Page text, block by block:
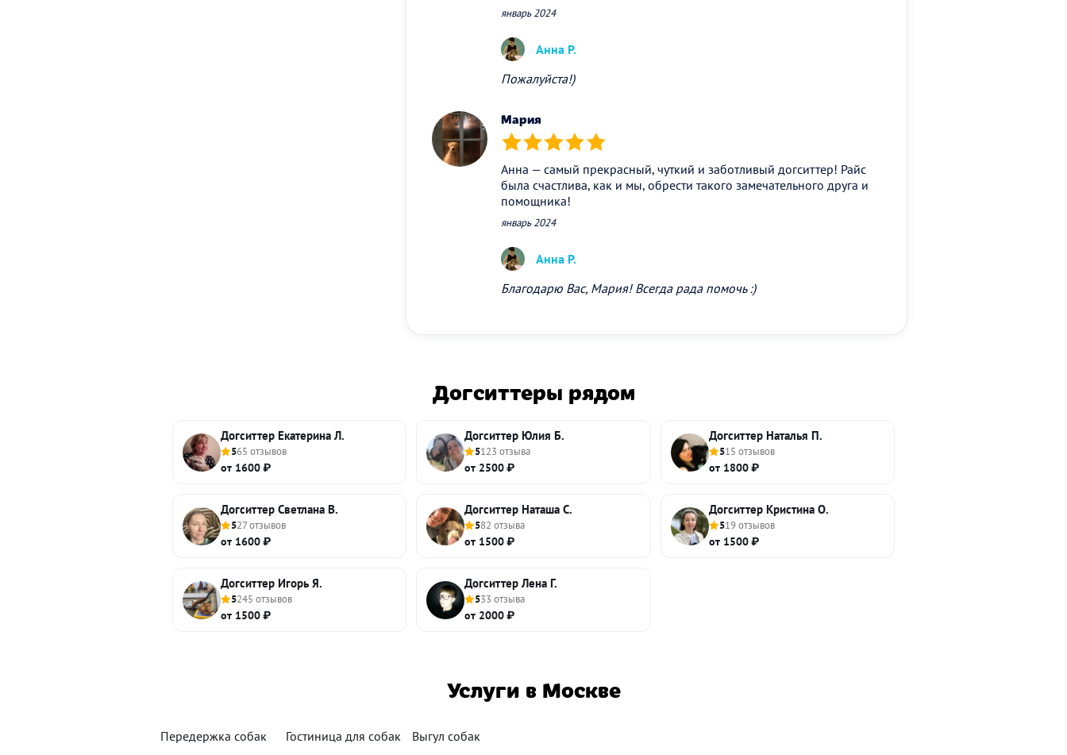
январь 2024
Анна Р.
Пожалуйста!)
Мария
(*) (*) (*) (*) (*)
Анна — самый прекрасный, чуткий и заботливый догситтер! Райс
была счастлива, как и мы, обрести такого замечательного друга и
помощника!
январь 2024
Анна Р.
Благодарю Вас, Мария! Всегда рада помочь :)
Догситтеры рядом
Догситтер Екатерина Л.
565 отзывов
от 1600 ₽
Догситтер Юлия Б.
5123 отзыва
от 2500 ₽
Догситтер Наталья П.
515 отзывов
от 1800 ₽
Догситтер Светлана В.
527 отзывов
от 1600 ₽
Догситтер Наташа С.
582 отзыва
от 1500 ₽
Догситтер Кристина О.
519 отзывов
от 1500 ₽
Догситтер Игорь Я.
5245 отзывов
от 1500 ₽
Догситтер Лена Г.
533 отзыва
от 2000 ₽
Услуги в Москве
Передержка собак Гостиница для собак Выгул собак